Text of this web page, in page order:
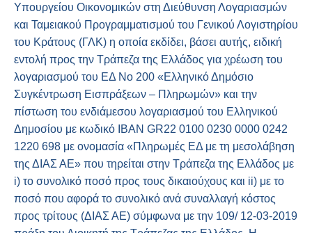
Υπουργείου Οικονομικών στη Διεύθυνση Λογαριασμών
και Ταμειακού Προγραμματισμού του Γενικού Λογιστηρίου
του Κράτους (ΓΛΚ) η οποία εκδίδει, βάσει αυτής, ειδική
εντολή προς την Τράπεζα της Ελλάδος για χρέωση του
λογαριασμού του ΕΔ No 200 «Ελληνικό Δημόσιο
Συγκέντρωση Εισπράξεων – Πληρωμών» και την
πίστωση του ενδιάμεσου λογαριασμού του Ελληνικού
Δημοσίου με κωδικό IBAN GR22 0100 0230 0000 0242
1220 698 με ονομασία «Πληρωμές ΕΔ με τη μεσολάβηση
της ΔΙΑΣ ΑΕ» που τηρείται στην Τράπεζα της Ελλάδος με
i) το συνολικό ποσό προς τους δικαιούχους και ii) με το
ποσό που αφορά το συνολικό ανά συναλλαγή κόστος
προς τρίτους (ΔΙΑΣ ΑΕ) σύμφωνα με την 109/ 12-03-2019